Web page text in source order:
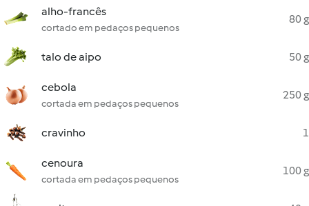
alho-francês
cortado em pedaços pequenos
80 g
talo de aipo 50 g
cebola
cortada em pedaços pequenos
250 g
cravinho 1
cenoura
cortada em pedaços pequenos
100 g